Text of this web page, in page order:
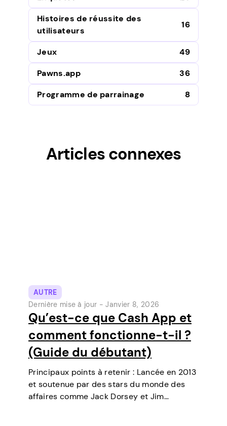
Histoires de réussite des
utilisateurs
16
Jeux
49
Pawns.app
36
Programme de parrainage
8
Articles connexes
AUTRE
Dernière mise à jour -Janvier 8, 2026
Qu’est-ce que Cash App et
comment fonctionne-t-il ?
(Guide du débutant)
Principaux points à retenir : Lancée en 2013
et soutenue par des stars du monde des
affaires comme Jack Dorsey et Jim